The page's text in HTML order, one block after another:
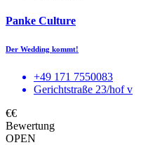
Panke Culture
Der Wedding kommt!
+49 171 7550083
Gerichtstraße 23/hof v
€€
Bewertung
OPEN